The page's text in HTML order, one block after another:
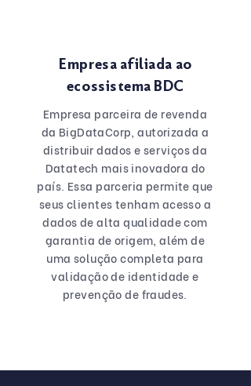
Empresa afiliada ao
ecossistema BDC
Empresa parceira de revenda
da BigDataCorp, autorizada a
distribuir dados e serviços da
Datatech mais inovadora do
país. Essa parceria permite que
seus clientes tenham acesso a
dados de alta qualidade com
garantia de origem, além de
uma solução completa para
validação de identidade e
prevenção de fraudes.